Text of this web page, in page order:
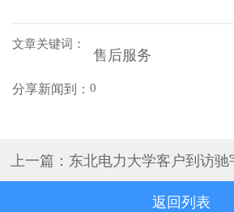
文章关键词：
售后服务
分享新闻到： 0
上一篇： 东北电力大学客户到访驰宇
返回列表